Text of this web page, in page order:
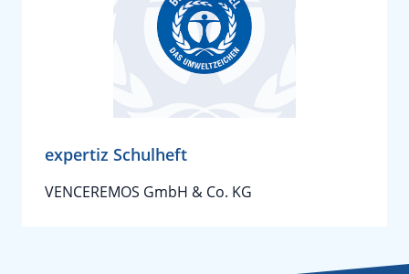
expertiz Schulheft
VENCEREMOS GmbH & Co. KG